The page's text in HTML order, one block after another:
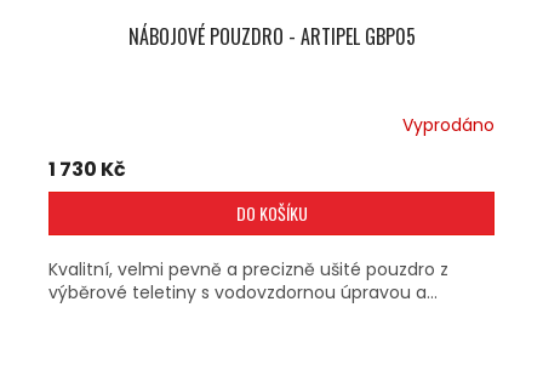
NÁBOJOVÉ POUZDRO - ARTIPEL GBP05
Vyprodáno
1 730 Kč
DO KOŠÍKU
Kvalitní, velmi pevně a precizně ušité pouzdro z
výběrové teletiny s vodovzdornou úpravou a...